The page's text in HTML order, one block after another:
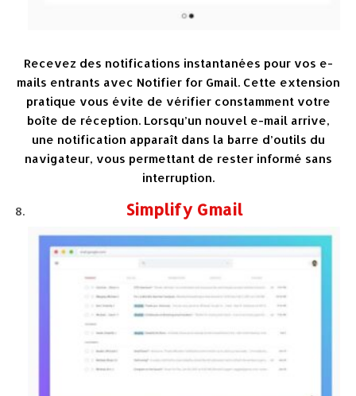
Recevez des notifications instantanées pour vos e-
mails entrants avec Notifier for Gmail. Cette extension
pratique vous évite de vérifier constamment votre
boîte de réception. Lorsqu’un nouvel e-mail arrive,
une notification apparaît dans la barre d’outils du
navigateur, vous permettant de rester informé sans
interruption.
Simplify Gmail